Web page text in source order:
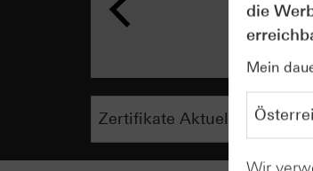
die
Mein